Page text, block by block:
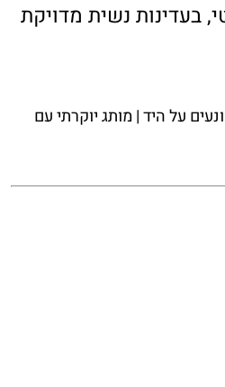
בעדינות נשית מדויקת
על היד | מותג יוקרתי עם